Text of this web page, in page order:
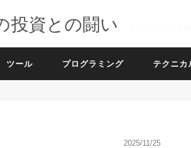
投資との闘い
ツール プログラミング テクニカ
2025/11/25